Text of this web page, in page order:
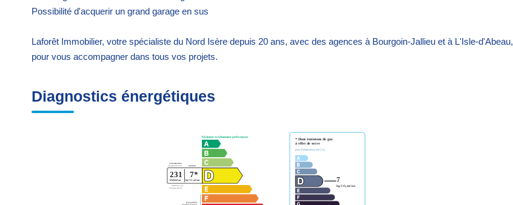
Possibilité d'acquerir un grand garage en sus
Laforêt Immobilier, votre spécialiste du Nord Isère depuis 20 ans, avec des agences à Bourgoin-Jallieu et à L'Isle-d'Abeau,
pour vous accompagner dans tous vos projets.
Diagnostics énergétiques